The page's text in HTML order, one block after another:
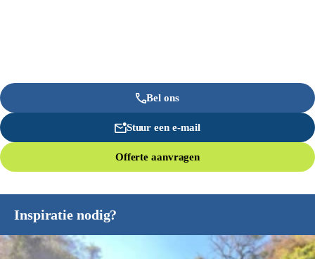
Bel ons
Stuur een e-mail
Offerte aanvragen
Inspiratie nodig?